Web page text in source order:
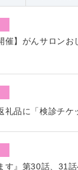
催】がんサロンお
品に「検診チケ
す』第30話、31